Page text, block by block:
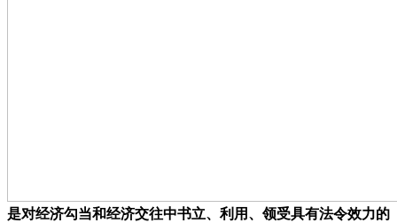
是对经济勾当和经济交往中书立、利用、领受具有法令效力的